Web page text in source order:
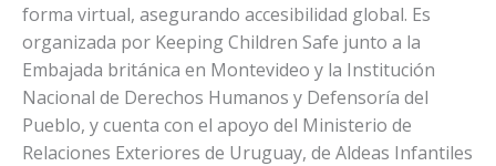
forma virtual, asegurando accesibilidad global. Es
organizada por Keeping Children Safe junto a la
Embajada británica en Montevideo y la Institución
Nacional de Derechos Humanos y Defensoría del
Pueblo, y cuenta con el apoyo del Ministerio de
Relaciones Exteriores de Uruguay, de Aldeas Infantiles